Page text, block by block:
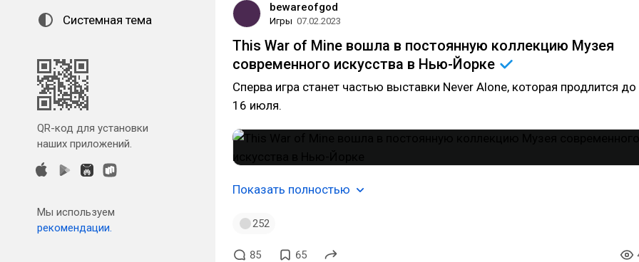
Системная тема
QR-код для установки
наших приложений.
Мы используем
рекомендации.
bewareofgod
Игры 07.02.2023
This War of Mine вошла в постоянную коллекцию Музея
современного искусства в Нью-Йорке
Сперва игра станет частью выставки Never Alone, которая продлится до
16 июля.
Показать полностью
252
85 65